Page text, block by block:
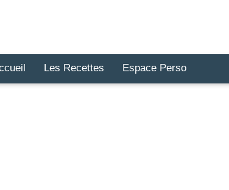
Les Recettes Espace Perso